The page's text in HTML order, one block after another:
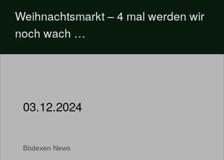
Weihnachtsmarkt – 4 mal werden wir
noch wach …
03.12.2024
Bödexen News